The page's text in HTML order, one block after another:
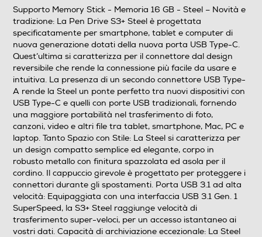
progettata specificatamente per smartphone, tablet e
computer di nuova generazione dotati della nuova
porta USB Type-C™. Quest’ultima si caratterizza per il
connettore dal design reversibile che rende la
connessione più facile da usare e intuitiva. La presenza
di un secondo connettore USB Type-A rende la Steel un
ponte perfetto tra nuovi dispositivi con USB Type-C e
quelli con porte USB tradizionali, fornendo una
maggiore portabilità nel trasferimento di foto, canzoni,
video e altri file tra tablet, smartphone, Mac, PC e
laptop. Tanto Spazio con Stile: La Steel si caratterizza
per un design compatto semplice ed elegante, corpo in
robusto metallo con finitura spazzolata ed asola per il
cordino. Il cappuccio girevole è progettato per
proteggere i connettori durante gli spostamenti. Porta
USB 3.1 ad alta velocità: Equipaggiata con una
interfaccia USB 3.1 Gen. 1 SuperSpeed, la S3+ Steel
raggiunge velocità di trasferimento super-veloci
Supporto Memory Stick - Memoria 16 GB - Steel – Novità e
tradizione: La Pen Drive S3+ Steel è progettata
specificatamente per smartphone, tablet e computer di
nuova generazione dotati della nuova porta USB Type-C.
Quest’ultima si caratterizza per il connettore dal design
reversibile che rende la connessione più facile da usare e
intuitiva. La presenza di un secondo connettore USB Type-
A rende la Steel un ponte perfetto tra nuovi dispositivi con
USB Type-C e quelli con porte USB tradizionali, fornendo
una maggiore portabilità nel trasferimento di foto,
canzoni, video e altri file tra tablet, smartphone, Mac, PC e
laptop. Tanto Spazio con Stile: La Steel si caratterizza per
un design compatto semplice ed elegante, corpo in
robusto metallo con finitura spazzolata ed asola per il
cordino. Il cappuccio girevole è progettato per proteggere i
connettori durante gli spostamenti. Porta USB 3.1 ad alta
velocità: Equipaggiata con una interfaccia USB 3.1 Gen. 1
SuperSpeed, la S3+ Steel raggiunge velocità di
trasferimento super-veloci, per un accesso istantaneo ai
vostri dati. Capacità di archiviazione eccezionale: La Steel